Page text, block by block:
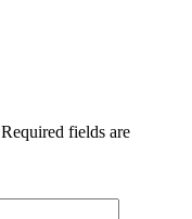
Required fields are